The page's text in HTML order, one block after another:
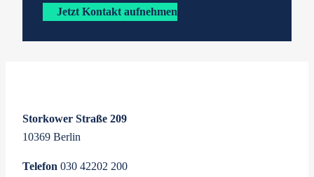
Jetzt Kontakt aufnehmen
Storkower Straße 209
10369 Berlin
Telefon 030 42202 200